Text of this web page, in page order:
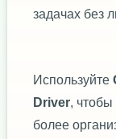
задачах без
Используйте
Driver, чтобы
более